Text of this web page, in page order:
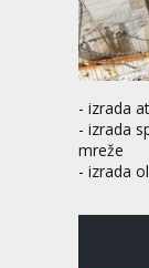
- izrada
- izrada
mreže
- izrada